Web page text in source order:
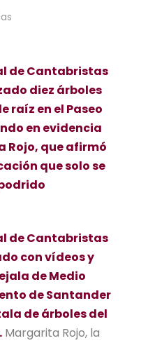
de Cantabristas
diez árboles
raíz en el Paseo
en evidencia
Rojo, que afirmó
que solo se
de Cantabristas
con vídeos y
de Medio
de Santander
de árboles del
Margarita Rojo, la